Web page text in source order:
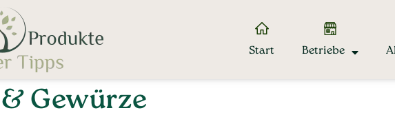
Start Betriebe
Gewürze